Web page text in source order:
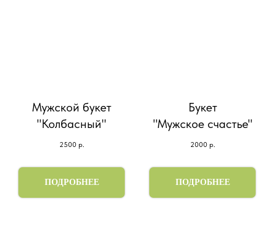
Мужской букет
"Колбасный"
2500 р.
ПОДРОБНЕЕ
Букет
"Мужское счастье"
2000 р.
ПОДРОБНЕЕ